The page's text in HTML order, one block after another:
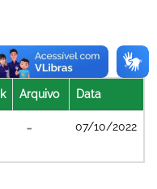
Arquivo Data
07/10/2022